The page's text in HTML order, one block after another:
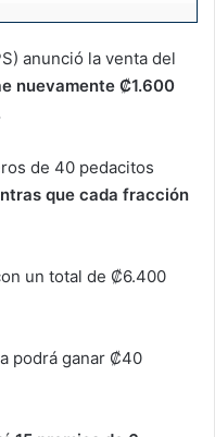
anunció la venta del
nuevamente ₡1.600
de 40 pedacitos
que cada fracción
un total de ₡6.400
podrá ganar ₡40